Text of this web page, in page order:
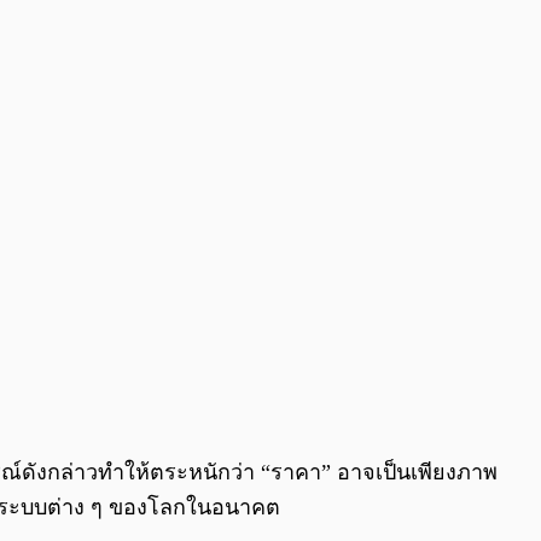
ดังกล่าวทำให้ตระหนักว่า “ราคา” อาจเป็นเพียงภาพ
บบต่าง ๆ ของโลกในอนาคต